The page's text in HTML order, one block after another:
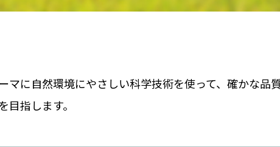
マに自然環境にやさしい科学技術を使って、確かな品
指します。